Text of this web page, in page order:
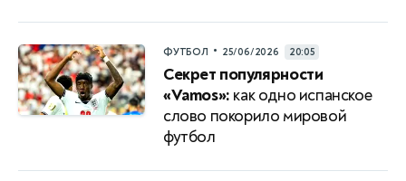
ФУТБОЛ • 25/06/2026 20:05
Секрет популярности
«Vamos»: как одно испанское
слово покорило мировой
футбол